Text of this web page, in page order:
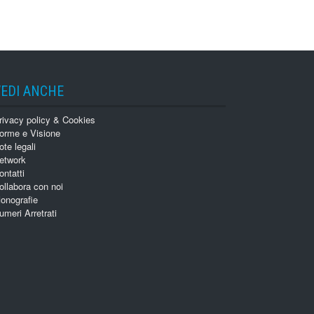
ANCHE
policy & Cookies
e Visione
legali
con noi
Arretrati